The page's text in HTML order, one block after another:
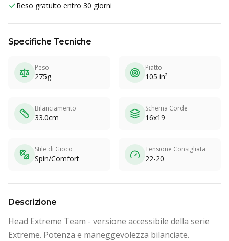
Reso gratuito entro 30 giorni
Specifiche Tecniche
Peso
275g
Piatto
105 in²
Bilanciamento
33.0cm
Schema Corde
16x19
Stile di Gioco
Spin/Comfort
Tensione Consigliata
22-20
Descrizione
Head Extreme Team - versione accessibile della serie
Extreme. Potenza e maneggevolezza bilanciate.